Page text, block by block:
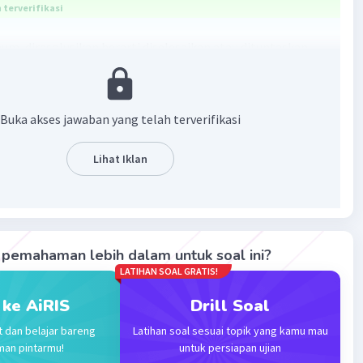
terverifikasi
damai, rasional, dan kompromistis. Sedangkan
berarti diubah atau diperbarui dengan cara radikal,
sebuah konflik bisa diresolusikan dengan mediasi,
atau arbitrase. Namun, sebuah konflik bisa direvolusikan
Buka akses jawaban yang telah terverifikasi
Lihat Iklan
lebih dalam untuk soal ini?
AiRIS
dan belajar bareng
pintarmu!
LATIHAN SOAL GRATIS!
Drill Soal
Latihan soal sesuai topik yang kamu mau
untuk persiapan ujian